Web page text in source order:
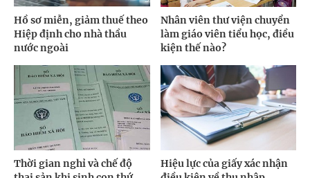
Hồ sơ miễn, giảm thuế theo
Hiệp định cho nhà thầu
nước ngoài
Nhân viên thư viện chuyển
làm giáo viên tiểu học, điều
kiện thế nào?
Thời gian nghỉ và chế độ
Hiệu lực của giấy xác nhận